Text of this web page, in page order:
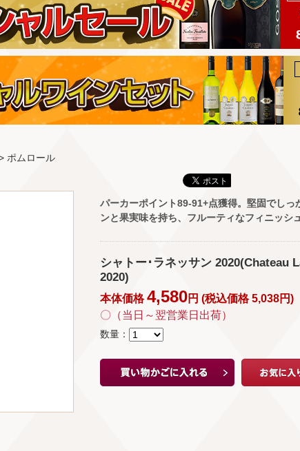
ポムロール
パーカーポイント89-91+点獲得。堅固でしっ
ンと果実味を持ち、フルーティなフィニッシ
シャトー･ラネッサン 2020(Chateau
2020)
本体価格4,580円 (税込価格5,038円)
〇（当日～翌営業日出荷）
数量：